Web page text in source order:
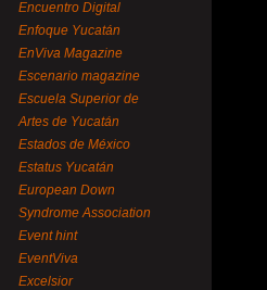
Encuentro Digital
Enfoque Yucatán
EnViva Magazine
Escenario magazine
Escuela Superior de
Artes de Yucatán
Estados de México
Estatus Yucatán
European Down
Syndrome Association
Event hint
EventViva
Excelsior